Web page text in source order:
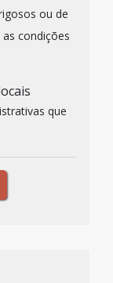
ou de
condições
que